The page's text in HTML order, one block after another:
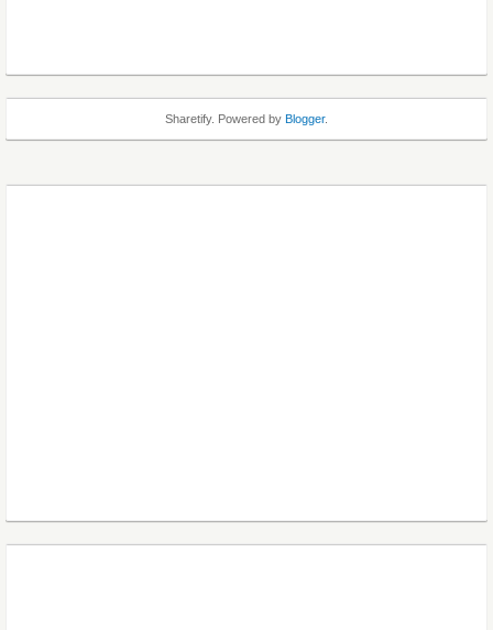
Sharetify. Powered by Blogger.